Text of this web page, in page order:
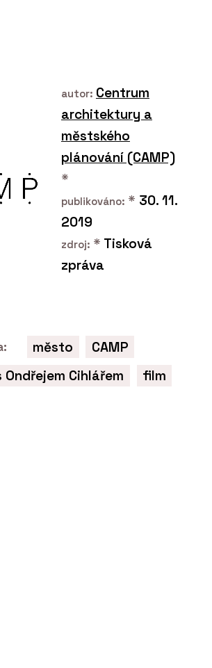
PRODUKTY
Sloupová kamna Favilla -
Kolem kamen
fořtovny v Sudetech se
autor: Centrum
architektury a
městského
plánování (CAMP)
*
publikováno: * 30. 11.
2019
zdroj: * Tisková
zpráva
město
CAMP
Ondřejem Cihlářem
film